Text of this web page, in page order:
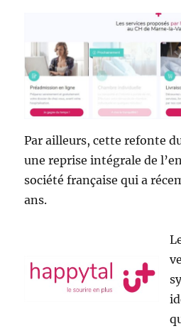
Par ailleurs, cette refonte
une reprise intégrale de
société française qui a
ans.